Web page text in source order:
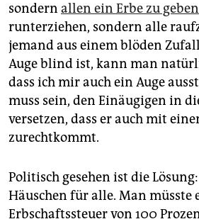
sondern allen ein Erbe zu geben
runterziehen, sondern alle
jemand aus einem blöden
Auge blind ist, kann man
dass ich mir auch ein Auge
muss sein, den Einäugigen in
versetzen, dass er auch mit
zurechtkommt.
Politisch gesehen ist die
Häuschen für alle. Man müsste
Erbschaftssteuer von 100